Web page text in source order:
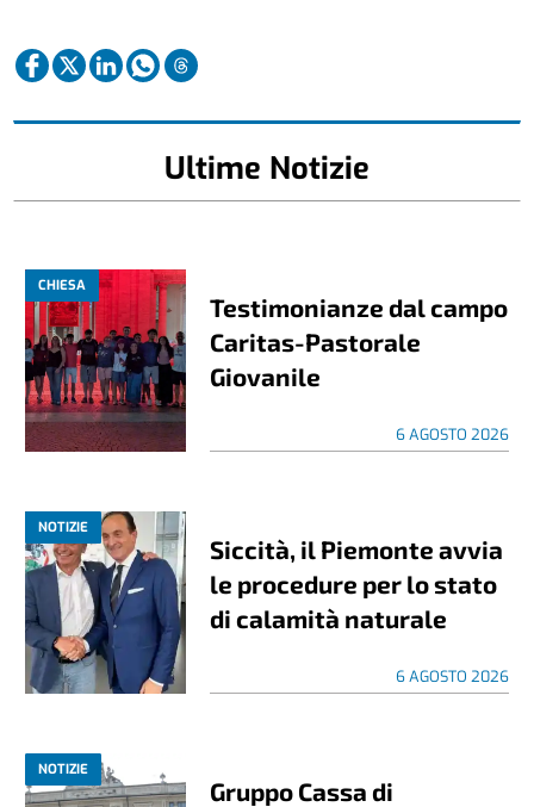
Ultime Notizie
CHIESA
Testimonianze dal campo
Caritas-Pastorale
Giovanile
6 AGOSTO 2026
NOTIZIE
Siccità, il Piemonte avvia
le procedure per lo stato
di calamità naturale
6 AGOSTO 2026
NOTIZIE
Gruppo Cassa di